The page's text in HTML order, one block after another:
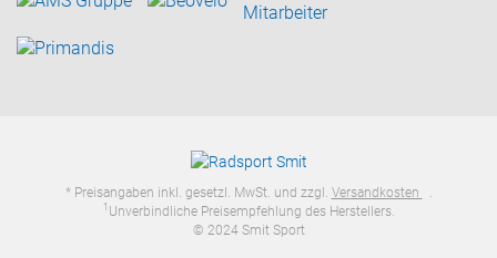
* Preisangaben inkl. gesetzl. MwSt. und zzgl. Versandkosten .
1 Unverbindliche Preisempfehlung des Herstellers.
© 2024 Smit Sport